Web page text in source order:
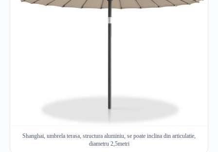
Shanghai, umbrela terasa, structura aluminiu, se poate inclina din articulatie,
diametru 2,5metri